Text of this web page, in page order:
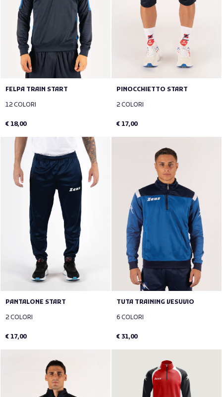
FELPA TRAIN START
12 COLORI
€ 18,00
PINOCCHIETTO START
2 COLORI
€ 17,00
PANTALONE START
2 COLORI
€ 17,00
TUTA TRAINING VESUVIO
6 COLORI
€ 31,00